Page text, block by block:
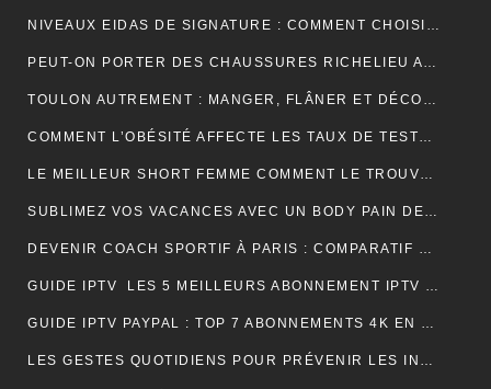
NIVEAUX EIDAS DE SIGNATURE : COMMENT CHOISIR LE BON NIVEAU POUR SÉCURISER VOS DOCUMENTS
PEUT-ON PORTER DES CHAUSSURES RICHELIEU AVEC UN JEAN ?
TOULON AUTREMENT : MANGER, FLÂNER ET DÉCOUVRIR LES VRAIES BONNES ADRESSES
COMMENT L’OBÉSITÉ AFFECTE LES TAUX DE TESTOSTÉRONE ET LA LIBIDO MASCULINE
LE MEILLEUR SHORT FEMME COMMENT LE TROUVER RAPIDEMENT ET EFFICACEMENT
SUBLIMEZ VOS VACANCES AVEC UN BODY PAIN DE SUCRE PARFAIT POUR UN LOOK ÉLÉGANT EN VOYAGE
DEVENIR COACH SPORTIF À PARIS : COMPARATIF DES FORMATIONS CQP FITNESS
GUIDE IPTV LES 5 MEILLEURS ABONNEMENT IPTV FRANÇAIS 4K
GUIDE IPTV PAYPAL : TOP 7 ABONNEMENTS 4K EN FRANCE
LES GESTES QUOTIDIENS POUR PRÉVENIR LES INFECTIONS CHEZ LES VOLAILLES